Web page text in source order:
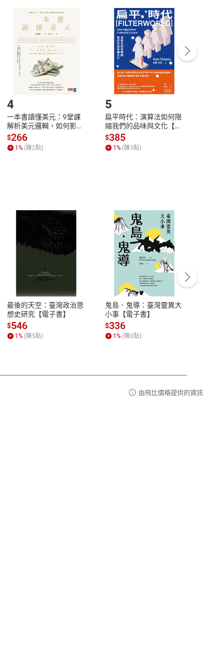
點選「瀏覽訂單明細」 「申請取消訂單/退
貨。
付款方式
Payment
完成訂單
Complete
號，下載書籍後看書
性
參
服務時間：週一到週五 10:00-12:00、
13:00-17:00 (國定假日及例假日休息)
客服電話：0080-1857077
4
一本書讀懂美元：9堂課
解析美元邏輯，如何影響
全球經濟和每個人的投資
【電子書】
$266
1% (賺2點)
5
扁平時代：演算法如何限
縮我們的品味與文化【電
子書】
$385
1% (賺3點)
最後的天空：臺灣政治思
想史研究【電子書】
$546
1% (賺5點)
鬼島．鬼導：臺灣靈異大
小事【電子書】
$336
1% (賺3點)
由飛比價格提供的資訊